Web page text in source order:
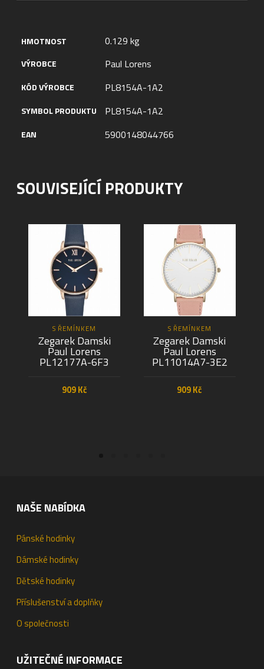
HMOTNOST 0.129 kg
VÝROBCE Paul Lorens
KÓD VÝROBCE PL8154A-1A2
SYMBOL PRODUKTU PL8154A-1A2
EAN 5900148044766
SOUVISEJÍCÍ PRODUKTY
S ŘEMÍNKEM
Zegarek Damski
Paul Lorens
PL12177A-6F3
909Kč
S ŘEMÍNKEM
Zegarek Damski
Paul Lorens
PL11014A7-3E2
909Kč
NAŠE NABÍDKA
Pánské hodinky
Dámské hodinky
Dětské hodinky
Příslušenství a doplňky
O společnosti
UŽITEČNÉ INFORMACE